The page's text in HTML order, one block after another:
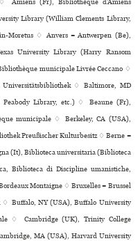
(Fr), Bibliothèque d’Amiens
Library (William Clements Library,
Moretus ♢ Anvers = Antwerpen (Be),
University Library (Harry Ransom
muni­ci­pale Livrée Ceccano ♢
♢ Baltimore, MD
Peabody Library, etc.) ♢ Beaune (Fr),
muni­ci­pale ♢ Berkeley, CA (USA),
Preußischer Kulturbesitz ♢ Berne =
(It), Biblioteca uni­ver­si­ta­ria (Biblioteca
Biblioteca di Discipline umanistiche,
Montaigne ♢ Bruxelles = Brussel
Buffalo, NY (USA), Buffalo University
♢ Cambridge (UK), Trinity College
MA (USA), Harvard University